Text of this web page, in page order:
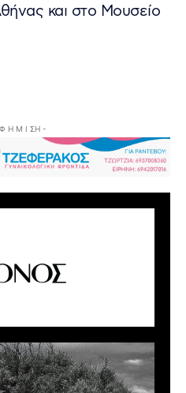
και στο Μουσείο
Η Μ Ι ΣΗ -